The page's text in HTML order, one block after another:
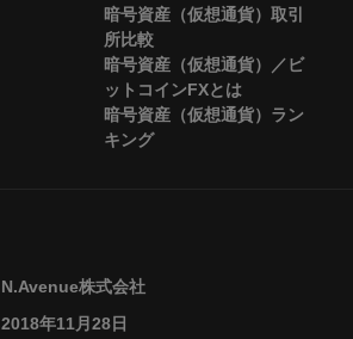
暗号資産（仮想通貨）取引
所比較
暗号資産（仮想通貨）／ビ
ットコインFXとは
暗号資産（仮想通貨）ラン
キング
N.Avenue株式会社
2018年11月28日